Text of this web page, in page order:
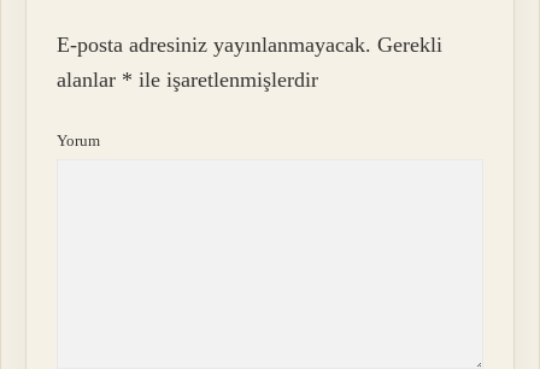
E-posta adresiniz yayınlanmayacak. Gerekli
alanlar * ile işaretlenmişlerdir
Yorum